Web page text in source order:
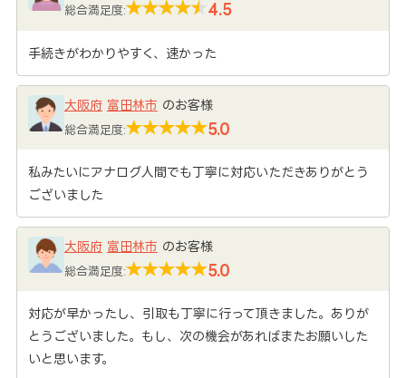
総合満足度: 4.5
手続きがわかりやすく、速かった
大阪府 富田林市 のお客様
総合満足度: 5.0
私みたいにアナログ人間でも丁寧に対応いただきありがとう
ございました
大阪府 富田林市 のお客様
総合満足度: 5.0
対応が早かったし、引取も丁寧に行って頂きました。ありが
とうございました。もし、次の機会があればまたお願いした
いと思います。